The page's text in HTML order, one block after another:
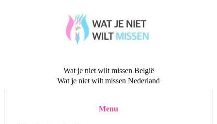
Wat je niet wilt missen België
Wat je niet wilt missen Nederland
Menu